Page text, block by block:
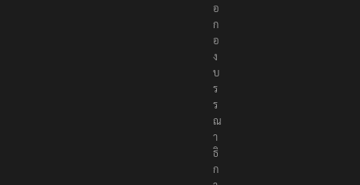
อ
ก
อ
ง
บ
ร
ร
ณ
า
ธิ
ก